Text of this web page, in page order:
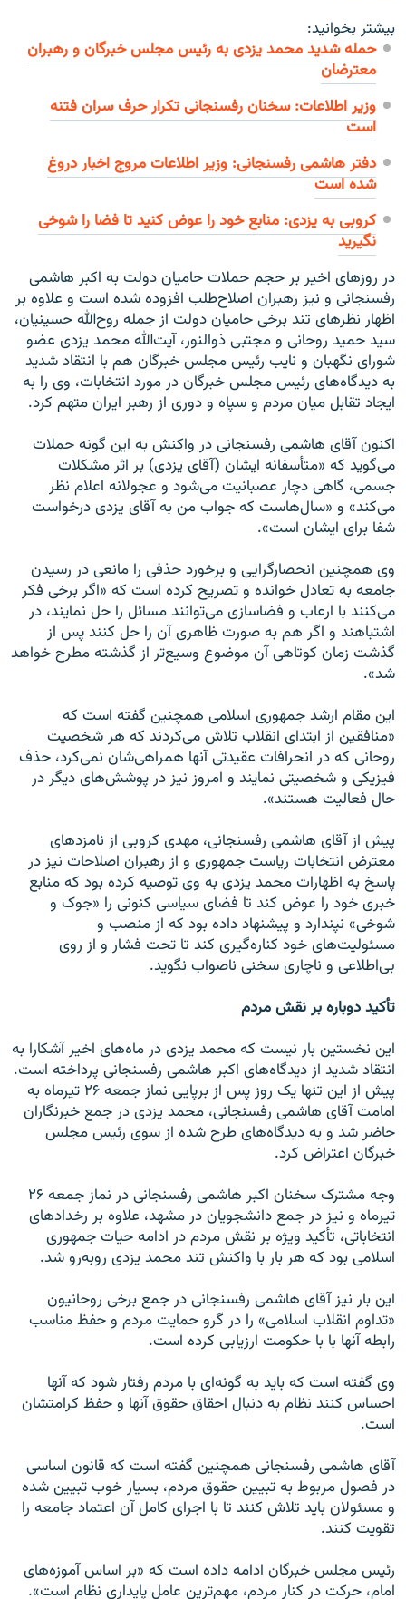
بیشتر بخوانید:
حمله شدید محمد یزدی به رئیس مجلس خبرگان و رهبران
معترضان
وزیر اطلاعات: سخنان رفسنجانی تکرار حرف سران فتنه
است
دفتر هاشمی رفسنجانی: وزير اطلاعات مروج اخبار دروغ
شده است
کروبی به یزدی: منابع خود را عوض کنید تا فضا را شوخی
نگیرید
در روزهای اخیر بر حجم حملات حامیان دولت به اکبر هاشمی
رفسنجانی و نیز رهبران اصلاح‌طلب افزوده شده است و علاوه بر
اظهار نظرهای تند برخی حامیان دولت از جمله روح‌الله حسینیان،
سید حمید روحانی و مجتبی ذوالنور، آیت‌الله محمد یزدی عضو
شورای نگهبان و نایب رئیس مجلس خبرگان هم با انتقاد شدید
به دیدگاه‌های رئیس مجلس خبرگان در مورد انتخابات، وی را به
ایجاد تقابل میان مردم و سپاه و دوری از رهبر ایران متهم کرد.
اکنون آقای هاشمی رفسنجانی در واکنش به این گونه حملات
می‌گوید که «متأسفانه ایشان (آقای یزدی) بر اثر مشکلات
جسمی، گاهی دچار عصبانیت می‌شود و عجولانه اعلام نظر
می‌کند» و «سال‌هاست که جواب من به آقای یزدی درخواست
شفا برای ایشان است».
وی همچنین انحصارگرایی و برخورد حذفی را مانعی در رسیدن
جامعه به تعادل خوانده و تصریح کرده است که «اگر برخی فکر
می‌کنند با ارعاب و فضاسازی می‌توانند مسائل را حل نمایند، در
اشتباهند و اگر هم به صورت ظاهری آن را حل کنند پس از
گذشت زمان کوتاهی آن موضوع وسیع‌تر از گذشته مطرح خواهد
شد».
این مقام ارشد جمهوری اسلامی همچنین گفته است که
«منافقین از ابتدای انقلاب تلاش می‌کردند که هر شخصیت
روحانی که در انحرافات عقیدتی آنها همراهی‌شان نمی‌کرد، حذف
فیزیکی و شخصیتی نمایند و امروز نیز در پوشش‌های دیگر در
حال فعالیت هستند».
پیش از آقای هاشمی رفسنجانی، مهدی کروبی از نامزدهای
معترض انتخابات ریاست جمهوری و از رهبران اصلاحات نیز در
پاسخ به اظهارات محمد یزدی به وی توصیه کرده بود که منابع
خبری خود را عوض کند تا فضای سیاسی کنونی را «جوک و
شوخی» نپندارد و پیشنهاد داده بود که از منصب و
مسئولیت‌های خود کناره‌گیری کند تا تحت فشار و از روی
بی‌اطلاعی و ناچاری سخنی ناصواب نگوید.
تأکید دوباره بر نقش مردم
این نخستین بار نیست که محمد یزدی در ماه‌های اخیر آشکارا به
انتقاد شدید از دیدگاه‌های اکبر هاشمی رفسنجانی پرداخته است.
پیش از این تنها یک روز پس از برپایی نماز جمعه ۲۶ تیرماه به
امامت آقای هاشمی رفسنجانی، محمد یزدی در جمع خبرنگاران
حاضر شد و به دیدگاه‌های طرح شده از سوی رئیس مجلس
خبرگان اعتراض کرد.
وجه مشترک سخنان اکبر هاشمی رفسنجانی در نماز جمعه ۲۶
تیرماه و نیز در جمع دانشجویان در مشهد، علاوه بر رخدادهای
انتخاباتی، تأکید ویژه بر نقش مردم در ادامه حیات جمهوری
اسلامی بود که هر بار با واکنش تند محمد یزدی روبه‌رو شد.
این بار نیز آقای هاشمی رفسنجانی در جمع برخی روحانیون
«تداوم انقلاب اسلامی» را در گرو حمایت مردم و حفظ مناسب
رابطه آنها با با حکومت ارزیابی کرده است.
وی گفته است که باید به گونه‌ای با مردم رفتار شود که آنها
احساس کنند نظام به دنبال احقاق حقوق آنها و حفظ کرامتشان
است.
آقای هاشمی رفسنجانی همچنین گفته است که قانون اساسی
در فصول مربوط به تبیین حقوق مردم، بسیار خوب تبیین شده
و مسئولان باید تلاش کنند تا با اجرای کامل آن اعتماد جامعه را
تقویت کنند.
رئیس مجلس خبرگان ادامه داده است که «بر اساس آموزه‌های
امام، حرکت در کنار مردم، مهم‌ترین عامل پایداری نظام است».